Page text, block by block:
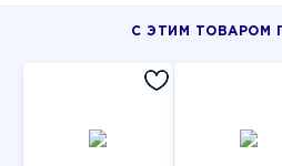
С ЭТИМ ТОВАРОМ